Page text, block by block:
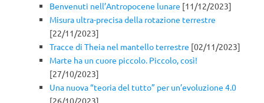
Benvenuti nell’Antropocene lunare [11/12/2023]
Misura ultra-precisa della rotazione terrestre
[22/11/2023]
Tracce di Theia nel mantello terrestre [02/11/2023]
Marte ha un cuore piccolo. Piccolo, così!
[27/10/2023]
Una nuova “teoria del tutto” per un’evoluzione 4.0
[26/10/2023]